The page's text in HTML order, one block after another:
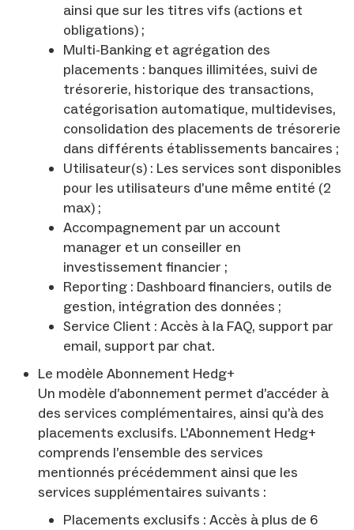
ainsi que sur les titres vifs (actions et
obligations) ;
Multi-Banking et agrégation des
placements : banques illimitées, suivi de
trésorerie, historique des transactions,
catégorisation automatique, multidevises,
consolidation des placements de trésorerie
dans différents établissements bancaires ;
Utilisateur(s) : Les services sont disponibles
pour les utilisateurs d’une même entité (2
max) ;
Accompagnement par un account
manager et un conseiller en
investissement financier ;
Reporting : Dashboard financiers, outils de
gestion, intégration des données ;
Service Client : Accès à la FAQ, support par
email, support par chat.
Le modèle Abonnement Hedg+
Un modèle d’abonnement permet d’accéder à
des services complémentaires, ainsi qu’à des
placements exclusifs. L'Abonnement Hedg+
comprends l’ensemble des services
mentionnés précédemment ainsi que les
services supplémentaires suivants :
Placements exclusifs : Accès à plus de 6